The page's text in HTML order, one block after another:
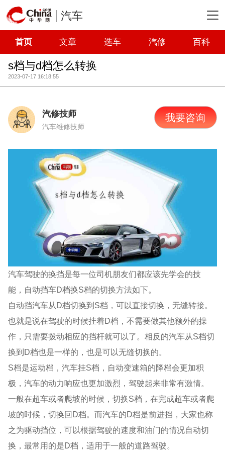
汽车
首页 文章 选车 汽修 百科
s档与d档怎么转换
2023-07-17 16:18:55
汽修技师
汽车维修技师
我要咨询
汽车驾驶的换挡是每一位司机朋友们都应该先学会的技
能，自动挡车D档换S档的切换方法如下。
自动挡汽车从D档切换到S档，可以直接切换，无缝转接。
也就是说在驾驶的时候挂着D档，不需要做其他额外的操
作，只需要拨动相应的挡杆就可以了。相反的汽车从S档切
换到D档也是一样的，也是可以无缝切换的。
S档是运动档，汽车挂S档，自动变速箱的降档会更加积
极，汽车的动力响应也更加激烈，驾驶起来非常有激情。
一般在超车或者爬坡的时候，切换S档，在完成超车或者爬
坡的时候，切换回D档。而汽车的D档是前进挡，大家也称
之为驱动挡位，可以根据驾驶的速度和油门的情况自动切
换，最常用的是D档，适用于一般的道路驾驶。